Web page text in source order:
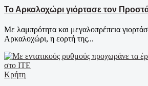
Το Αρκαλοχώρι γιόρτασε τον
Με λαμπρότητα και μεγαλοπρέπεια
Αρκαλοχώρι, η εορτή της...
Κρήτη